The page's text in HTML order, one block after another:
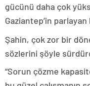
gücünü daha çok
Gaziantep’in
Şahin, çok zor bir
sözlerini şöyle
“Sorun çözme